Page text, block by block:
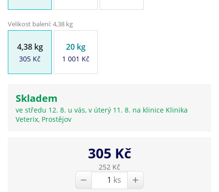
Velikost balení: 4,38 kg
4,38 kg
305 Kč
20 kg
1 001 Kč
Skladem
ve středu 12. 8. u vás, v úterý 11. 8. na klinice Klinika
Veterix, Prostějov
305 Kč
252 Kč
ks